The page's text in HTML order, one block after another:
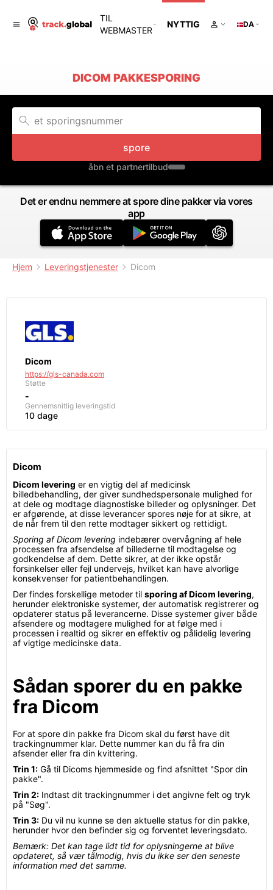
TIL
WEBMASTER
NYTTIG DA
DICOM PAKKESPORING
spore
åbn et partnertilbud
Det er endnu nemmere at spore dine pakker via vores
app
Hjem Leveringstjenester Dicom
Dicom
https://gls-canada.com
Støtte
-
Gennemsnitlig leveringstid
10 dage
Dicom
Dicom levering er en vigtig del af medicinsk
billedbehandling, der giver sundhedspersonale mulighed for
at dele og modtage diagnostiske billeder og oplysninger. Det
er afgørende, at disse leverancer spores nøje for at sikre, at
de når frem til den rette modtager sikkert og rettidigt.
Sporing af Dicom levering indebærer overvågning af hele
processen fra afsendelse af billederne til modtagelse og
godkendelse af dem. Dette sikrer, at der ikke opstår
forsinkelser eller fejl undervejs, hvilket kan have alvorlige
konsekvenser for patientbehandlingen.
Der findes forskellige metoder til sporing af Dicom levering,
herunder elektroniske systemer, der automatisk registrerer og
opdaterer status på leverancerne. Disse systemer giver både
afsendere og modtagere mulighed for at følge med i
processen i realtid og sikrer en effektiv og pålidelig levering
af vigtige medicinske data.
Sådan sporer du en pakke
fra Dicom
For at spore din pakke fra Dicom skal du først have dit
trackingnummer klar. Dette nummer kan du få fra din
afsender eller fra din kvittering.
Trin 1: Gå til Dicoms hjemmeside og find afsnittet "Spor din
pakke".
Trin 2: Indtast dit trackingnummer i det angivne felt og tryk
på "Søg".
Trin 3: Du vil nu kunne se den aktuelle status for din pakke,
herunder hvor den befinder sig og forventet leveringsdato.
Bemærk: Det kan tage lidt tid for oplysningerne at blive
opdateret, så vær tålmodig, hvis du ikke ser den seneste
information med det samme.